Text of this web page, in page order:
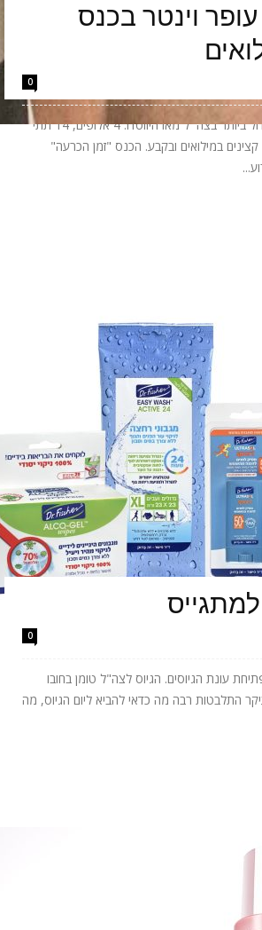
וינטר בכנס
0
הערב יתקיים באקספו ביתן 2 בתל אביב כנס הקצינים הגדול ביותר בצה״ל מאז היווסדו: 4 אלופים, 14 תתי
קצינים במילואים ובקבע. הכנס "זמן הכרעה"
0
עונת הגיוסים. הגיוס לצה"ל טומן בחובו
התלבטות רבה מה כדאי להביא ליום הגיוס, מה